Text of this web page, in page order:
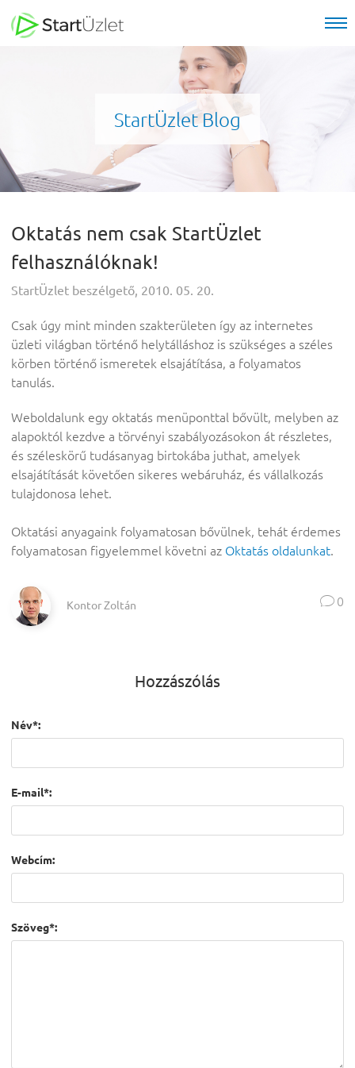
StartÜzlet Blog
Oktatás nem csak StartÜzlet
felhasználóknak!
StartÜzlet beszélgető, 2010. 05. 20.
Csak úgy mint minden szakterületen így az internetes
üzleti világban történő helytálláshoz is szükséges a széles
körben történő ismeretek elsajátítása, a folyamatos
tanulás.
Weboldalunk egy oktatás menüponttal bővült, melyben az
alapoktól kezdve a törvényi szabályozásokon át részletes,
és széleskörű tudásanyag birtokába juthat, amelyek
elsajátítását követően sikeres webáruház, és vállalkozás
tulajdonosa lehet.
Oktatási anyagaink folyamatosan bővülnek, tehát érdemes
folyamatosan figyelemmel követni az Oktatás oldalunkat.
Kontor Zoltán 0
Hozzászólás
Név*:
E-mail*:
Webcím:
Szöveg*: